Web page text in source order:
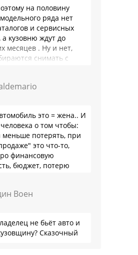
на половину
ряда нет
и сервисных
а кузовню ждут до
месяцев . Ну и нет,
снимать с
это = жена.. И
о том чтобы:
меньше потерять, при
это что-то,
финансовую
бюджет, потерю
Воен
не бьёт авто и
Сказочный